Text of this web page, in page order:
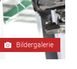
Bildergalerie